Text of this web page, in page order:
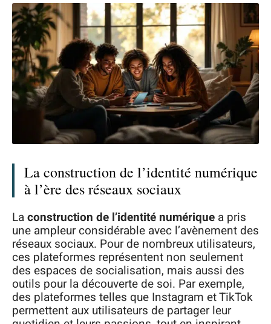
La construction de l’identité numérique
à l’ère des réseaux sociaux
Laconstruction de l’identité numérique a pris
une ampleur considérable avec l’avènement des
réseaux sociaux. Pour de nombreux utilisateurs,
ces plateformes représentent non seulement
des espaces de socialisation, mais aussi des
outils pour la découverte de soi. Par exemple,
des plateformes telles que Instagram et TikTok
permettent aux utilisateurs de partager leur